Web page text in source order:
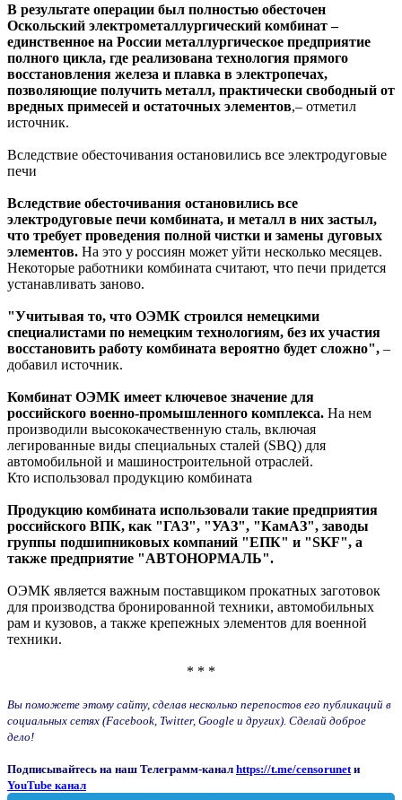
В результате операции был полностью обесточен
Оскольский электрометаллургический комбинат –
единственное на России металлургическое предприятие
полного цикла, где реализована технология прямого
восстановления железа и плавка в электропечах,
позволяющие получить металл, практически свободный от
вредных примесей и остаточных элементов,– отметил
источник.
Вследствие обесточивания остановились все электродуговые
печи
Вследствие обесточивания остановились все
электродуговые печи комбината, и металл в них застыл,
что требует проведения полной чистки и замены дуговых
элементов. На это у россиян может уйти несколько месяцев.
Некоторые работники комбината считают, что печи придется
устанавливать заново.
"Учитывая то, что ОЭМК строился немецкими
специалистами по немецким технологиям, без их участия
восстановить работу комбината вероятно будет сложно", –
добавил источник.
Комбинат ОЭМК имеет ключевое значение для
российского военно-промышленного комплекса. На нем
производили высококачественную сталь, включая
легированные виды специальных сталей (SBQ) для
автомобильной и машиностроительной отраслей.
Кто использовал продукцию комбината
Продукцию комбината использовали такие предприятия
российского ВПК, как "ГАЗ", "УАЗ", "КамАЗ", заводы
группы подшипниковых компаний "ЕПК" и "SKF", а
также предприятие "АВТОНОРМАЛЬ".
ОЭМК является важным поставщиком прокатных заготовок
для производства бронированной техники, автомобильных
рам и кузовов, а также крепежных элементов для военной
техники.
* * *
Вы поможете этому сайту, сделав несколько перепостов его публикаций в
социальных сетях (Facebook, Twitter, Google и других). Сделай доброе
дело!
Подписывайтесь на наш Телеграмм-канал https://t.me/censorunet и
YouTube канал